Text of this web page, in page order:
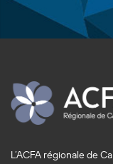
L’ACFA régionale de